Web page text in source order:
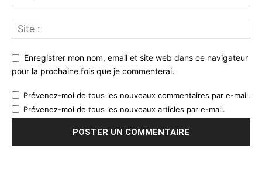
Enregistrer mon nom, email et site web dans ce navigateur
pour la prochaine fois que je commenterai.
Prévenez-moi de tous les nouveaux commentaires par e-mail.
Prévenez-moi de tous les nouveaux articles par e-mail.